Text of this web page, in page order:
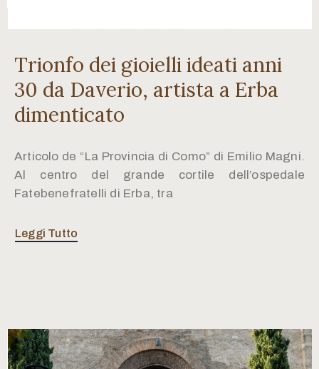
Trionfo dei gioielli ideati anni
30 da Daverio, artista a Erba
dimenticato
Articolo de “La Provincia di Como” di Emilio Magni.
Al centro del grande cortile dell’ospedale
Fatebenefratelli di Erba, tra
Leggi Tutto